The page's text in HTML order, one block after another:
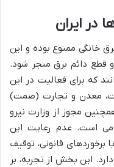
در ایران
خانگی ممنوع بوده و این
قطع دائم برق منجر شود.
که برای فعالیت در این
معدن و تجارت (صمت)
مجوز از وزارت نیرو
است. عدم رعایت این
برخوردهای قانونی، توقیف
این بخش از تجربه، بر